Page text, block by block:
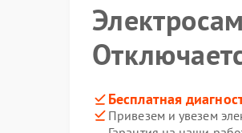
Бесплатная
Привезем и увезем